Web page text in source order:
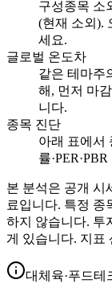
구성종목 소
(현재 소외).
세요.
글로벌 온도차
같은 테마주
해, 먼저 마
니다.
종목 진단
아래 표에서
률
본 분석은 공개 시
료입니다. 특정 종
하지 않습니다. 투
게 있습니다. 지표
대체육·푸드테